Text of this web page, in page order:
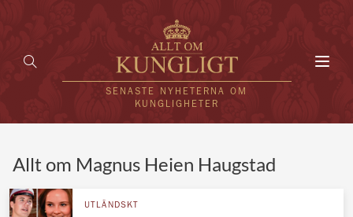
SENASTE NYHETERNA OM
KUNGLIGHETER
Allt om Magnus Heien Haugstad
UTLÄNDSKT